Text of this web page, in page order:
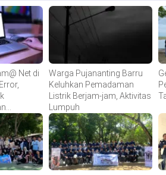
Net di
Warga Pujananting Barru
Keluhkan Pemadaman
Listrik Berjam-jam, Aktivitas
Lumpuh